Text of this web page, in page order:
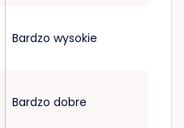
Bardzo wysokie
Bardzo dobre